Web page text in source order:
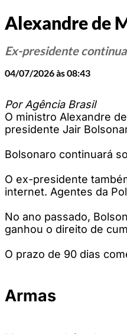
Alexandre de
Ex-presidente
04/07/2026 às 08:43
Por Agência Brasil
O ministro Alexandre
presidente Jair
Bolsonaro continuará
O ex-presidente
internet. Agentes da
No ano passado,
ganhou o direito de
O prazo de 90 dias
Armas